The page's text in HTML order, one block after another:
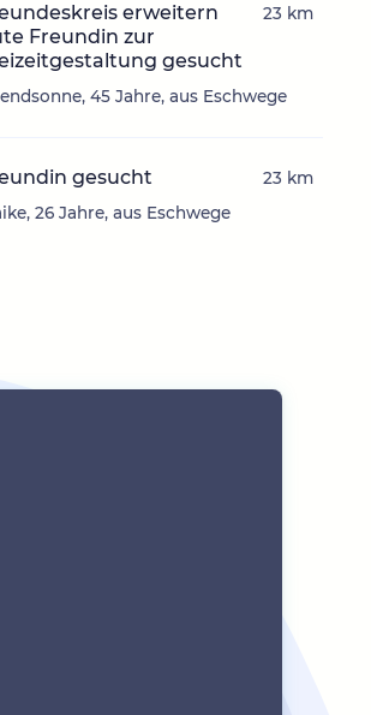
erweitern
Freundin zur
gesucht
45 Jahre, aus Eschwege
23 km
gesucht
26 Jahre, aus Eschwege
23 km